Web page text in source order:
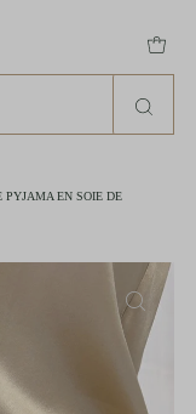
PYJAMA EN SOIE DE